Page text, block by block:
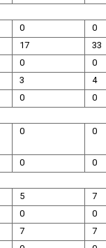
0 0
17 33
0 0
3 4
0 0
0 0
0 0
5 7
0 0
7 7